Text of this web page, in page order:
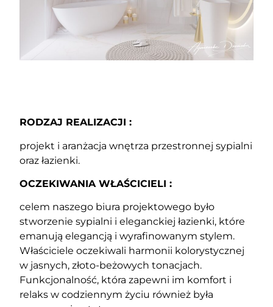
RODZAJ REALIZACJI :
projekt i aranżacja wnętrza przestronnej sypialni
oraz łazienki.
OCZEKIWANIA WŁAŚCICIELI :
celem naszego biura projektowego było
stworzenie sypialni i eleganckiej łazienki, które
emanują elegancją i wyrafinowanym stylem.
Właściciele oczekiwali harmonii kolorystycznej
w jasnych, złoto-beżowych tonacjach.
Funkcjonalność, która zapewni im komfort i
relaks w codziennym życiu również była